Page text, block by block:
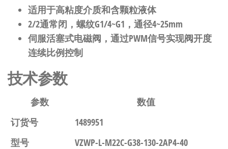
适用于高粘度介质和含颗粒液体
2/2通常闭，螺纹G1/4~G1，通径4~25mm
伺服活塞式电磁阀，通过PWM信号实现阀开度
连续比例控制
技术参数
参数
数值
订货号
1489951
型号
VZWP-L-M22C-G38-130-2AP4-40